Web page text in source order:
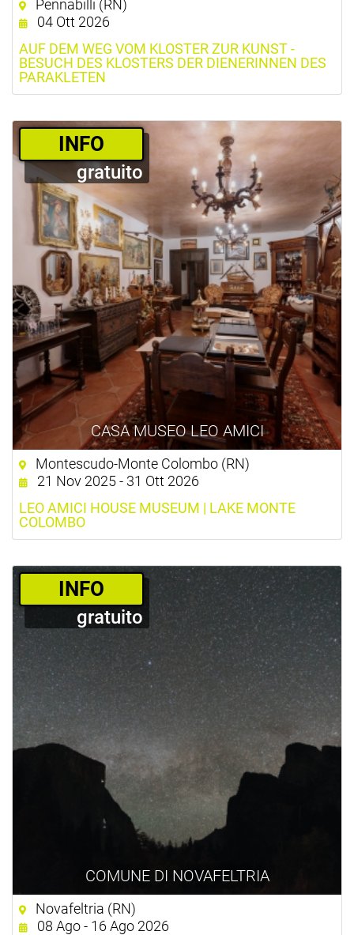
Pennabilli (RN)
04 Ott 2026
AUF DEM WEG VOM KLOSTER ZUR KUNST -
BESUCH DES KLOSTERS DER DIENERINNEN DES
PARAKLETEN
CASA MUSEO LEO AMICI
­INFO
gratuito
Montescudo-Monte Colombo (RN)
21 Nov 2025 - 31 Ott 2026
LEO AMICI HOUSE MUSEUM | LAKE MONTE
COLOMBO
COMUNE DI NOVAFELTRIA
­INFO
gratuito
Novafeltria (RN)
08 Ago - 16 Ago 2026